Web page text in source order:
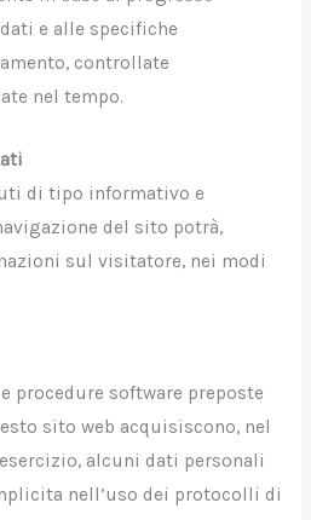
e alle specifiche
controllate
nel tempo.
di tipo informativo e
del sito potrà,
sul visitatore, nei modi
procedure software preposte
sito web acquisiscono, nel
alcuni dati personali
nell’uso dei protocolli di